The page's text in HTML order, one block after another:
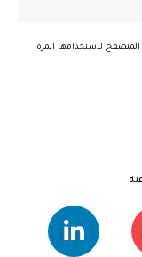
المتصفح لاستخدامها المرة